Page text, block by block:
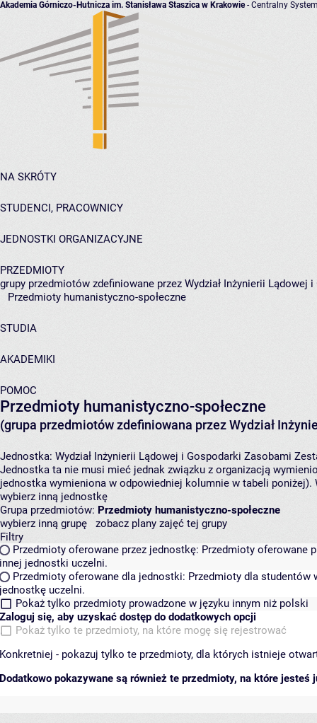
Akademia Górniczo-Hutnicza im. Stanisława Staszica w Krakowie- Centralny
NA SKRÓTY
STUDENCI, PRACOWNICY
JEDNOSTKI ORGANIZACYJNE
PRZEDMIOTY
grupy przedmiotów zdefiniowane przez Wydział Inżynierii Lądowej
Przedmioty humanistyczno-społeczne
STUDIA
AKADEMIKI
POMOC
Przedmioty humanistyczno-społeczne
(grupa przedmiotów zdefiniowana przez Wydział
Jednostka: Wydział Inżynierii Lądowej i Gospodarki Zasobami
Jednostka ta nie musi mieć jednak związku z organizacją
jednostka wymieniona w odpowiedniej kolumnie w tabeli
wybierz inną jednostkę
Grupa przedmiotów: Przedmioty humanistyczno-społeczne
wybierz inną grupę
zobacz plany zajęć tej grupy
Filtry
Przedmioty oferowane przez jednostkę: Przedmioty oferowane
innej jednostki uczelni.
Przedmioty oferowane dla jednostki: Przedmioty dla studentów
jednostkę uczelni.
Pokaż tylko przedmioty prowadzone w języku innym niż polski
Zaloguj się, aby uzyskać dostęp do dodatkowych opcji
Pokaż tylko te przedmioty, na które mogę się rejestrować
Konkretniej - pokazuj tylko te przedmioty, dla których istnieje
Dodatkowo pokazywane są również te przedmioty, na które jesteś